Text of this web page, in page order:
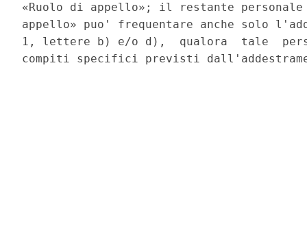
«Ruolo di appello»; il restante
appello» puo' frequentare anche solo
1, lettere b) e/o d),  qualora  tale